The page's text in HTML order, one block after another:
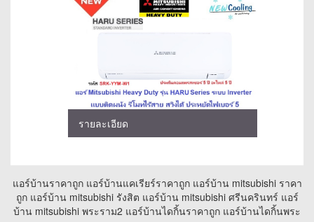
รายละเอียด
แอร์บ้านราคาถูก แอร์บ้านแคเรียร์ราคาถูก แอร์บ้าน mitsubishi ราคา
ถูก แอร์บ้าน mitsubishi รังสิต แอร์บ้าน mitsubishi ศรีนครินทร์ แอร์
บ้าน mitsubishi พระราม2 แอร์บ้านไดกิ้นราคาถูก แอร์บ้านไดกิ้นพระ